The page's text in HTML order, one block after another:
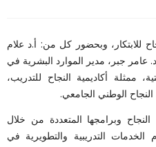
للابتكار، وبحضور كل من: أ.د علام
عامر جبر، مدير الموارد البشرية في
ممثلة أكاديمية النجاح للتدريب،
الوطني الجامعي.
وبرامجها المتعددة من خلال
الخدمات التدريبية والتطويرية في